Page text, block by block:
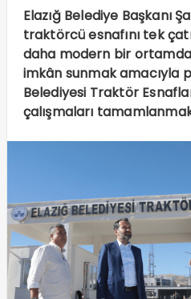
Elazığ Belediye Başkanı
traktörcü esnafını tek
daha modern bir
imkân sunmak amacıyla
Belediyesi Traktör
çalışmaları